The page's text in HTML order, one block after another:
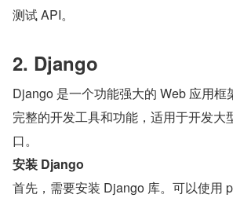
测试 API。
2. Django
Django 是一个功能强大的 Web 应用框
完整的开发工具和功能，适用于开发大
口。
安装 Django
首先，需要安装 Django 库。可以使用